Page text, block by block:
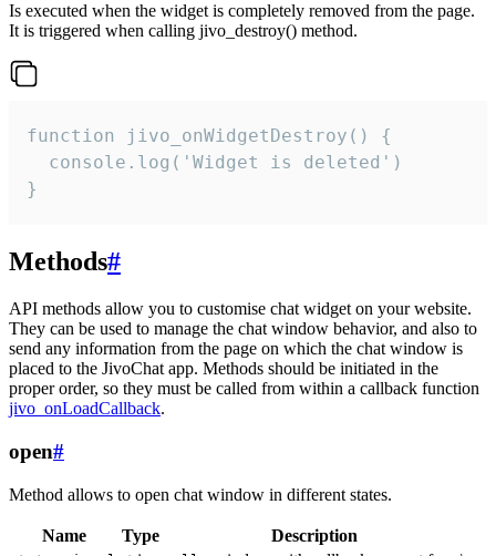
Is executed when the widget is completely removed from the page.
It is triggered when calling jivo_destroy() method.
function jivo_onWidgetDestroy() {
  console.log('Widget is deleted')
}
Methods#
API methods allow you to customise chat widget on your website.
They can be used to manage the chat window behavior, and also to
send any information from the page on which the chat window is
placed to the JivoChat app. Methods should be initiated in the
proper order, so they must be called from within a callback function
jivo_onLoadCallback.
open#
Method allows to open chat window in different states.
Name Type
Description